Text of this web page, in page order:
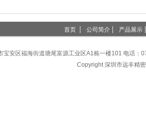
首页 公司简介 产品展示
宝安区福海街道塘尾富源工业区A1栋一楼101 电话
Copyright 深圳市远丰精